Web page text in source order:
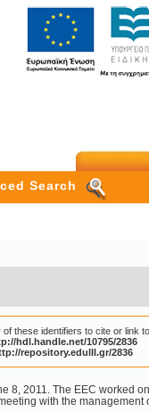
Search
of these identifiers to cite or link
hdl.handle.net/10795/2836
repository.edulll.gr/2836
8, 2011. The EEC worked
with the